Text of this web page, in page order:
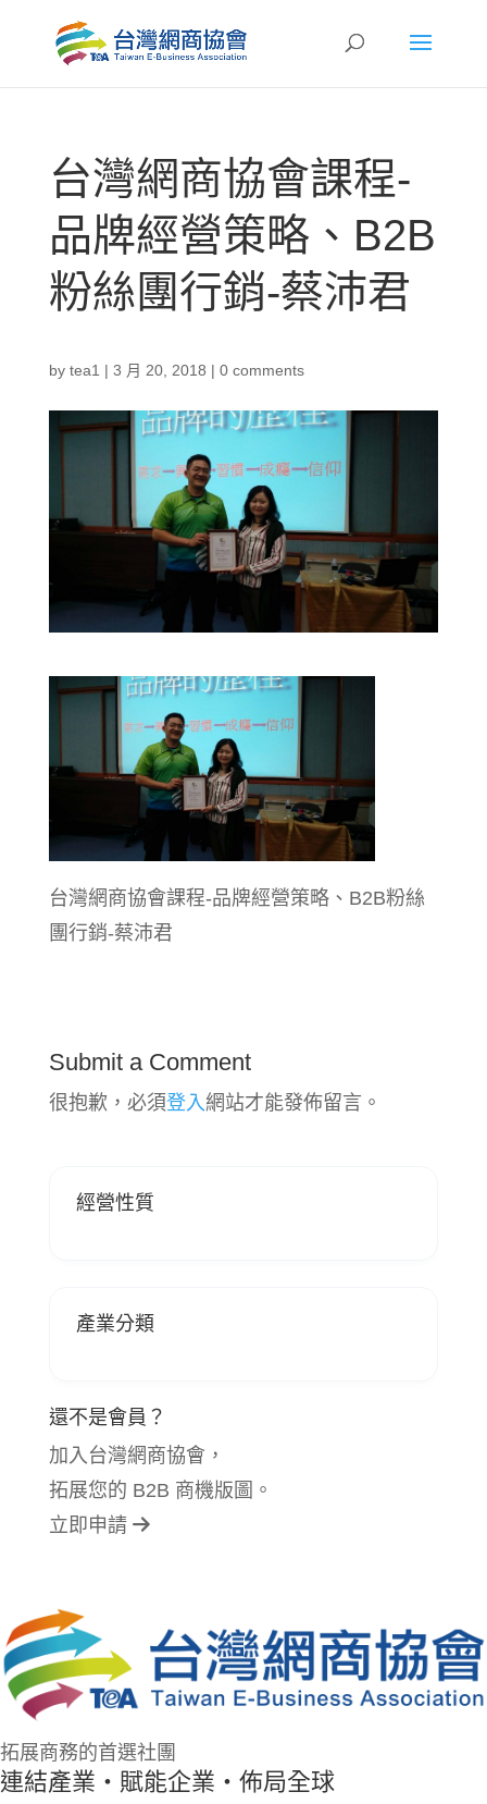
台灣網商協會課程-
品牌經營策略、B2B
粉絲團行銷-蔡沛君
by tea1 | 3 月 20, 2018 | 0 comments
台灣網商協會課程-品牌經營策略、B2B粉絲
團行銷-蔡沛君
Submit a Comment
很抱歉，必須登入網站才能發佈留言。
經營性質
產業分類
還不是會員？
加入台灣網商協會，
拓展您的 B2B 商機版圖。
立即申請
拓展商務的首選社團
連結產業・賦能企業・佈局全球